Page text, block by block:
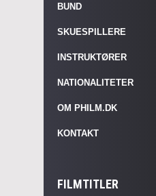
BUND
SKUESPILLERE
INSTRUKTØRER
NATIONALITETER
OM PHILM.DK
KONTAKT
FILMTITLER